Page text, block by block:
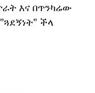
እና በጥንካሬው
ችላ